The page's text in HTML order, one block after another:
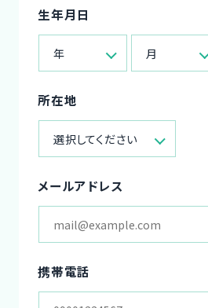
生年月日
年 月
所在地
選択してください
メールアドレス
携帯電話